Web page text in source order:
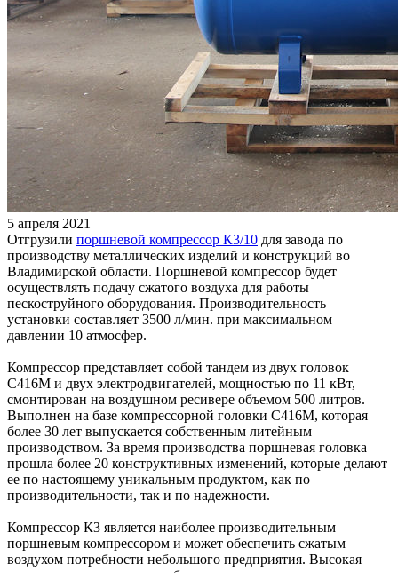
5 апреля 2021
Отгрузили поршневой компрессор К3/10 для завода по
производству металлических изделий и конструкций во
Владимирской области. Поршневой компрессор будет
осуществлять подачу сжатого воздуха для работы
пескоструйного оборудования. Производительность
установки составляет 3500 л/мин. при максимальном
давлении 10 атмосфер.
Компрессор представляет собой тандем из двух головок
С416М и двух электродвигателей, мощностью по 11 кВт,
смонтирован на воздушном ресивере объемом 500 литров.
Выполнен на базе компрессорной головки С416М, которая
более 30 лет выпускается собственным литейным
производством. За время производства поршневая головка
прошла более 20 конструктивных изменений, которые делают
ее по настоящему уникальным продуктом, как по
производительности, так и по надежности.
Компрессор К3 является наиболее производительным
поршневым компрессором и может обеспечить сжатым
воздухом потребности небольшого предприятия. Высокая